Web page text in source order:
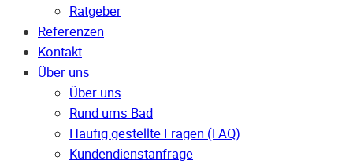
Ratgeber
Referenzen
Kontakt
Über uns
Über uns
Rund ums Bad
Häufig gestellte Fragen (FAQ)
Kunden­dienst­anfrage